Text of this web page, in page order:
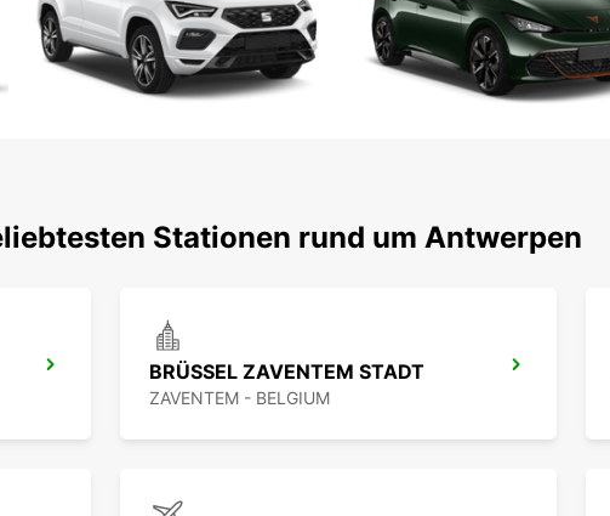
Stationen rund um Antwerpen
BRÜSSEL ZAVENTEM STADT
ZAVENTEM - BELGIUM